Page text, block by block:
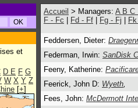
et
D E F G
W X Y Z
[+]
Accueil > Managers: A B C
F - Fc
Fd - Ff Fg - Fj
Feddersen, Dieter:
Federman, Irwin: SanDisk
Feeny, Katherine:
Feerick, John D: Wyeth,
Fees, John: McDermott